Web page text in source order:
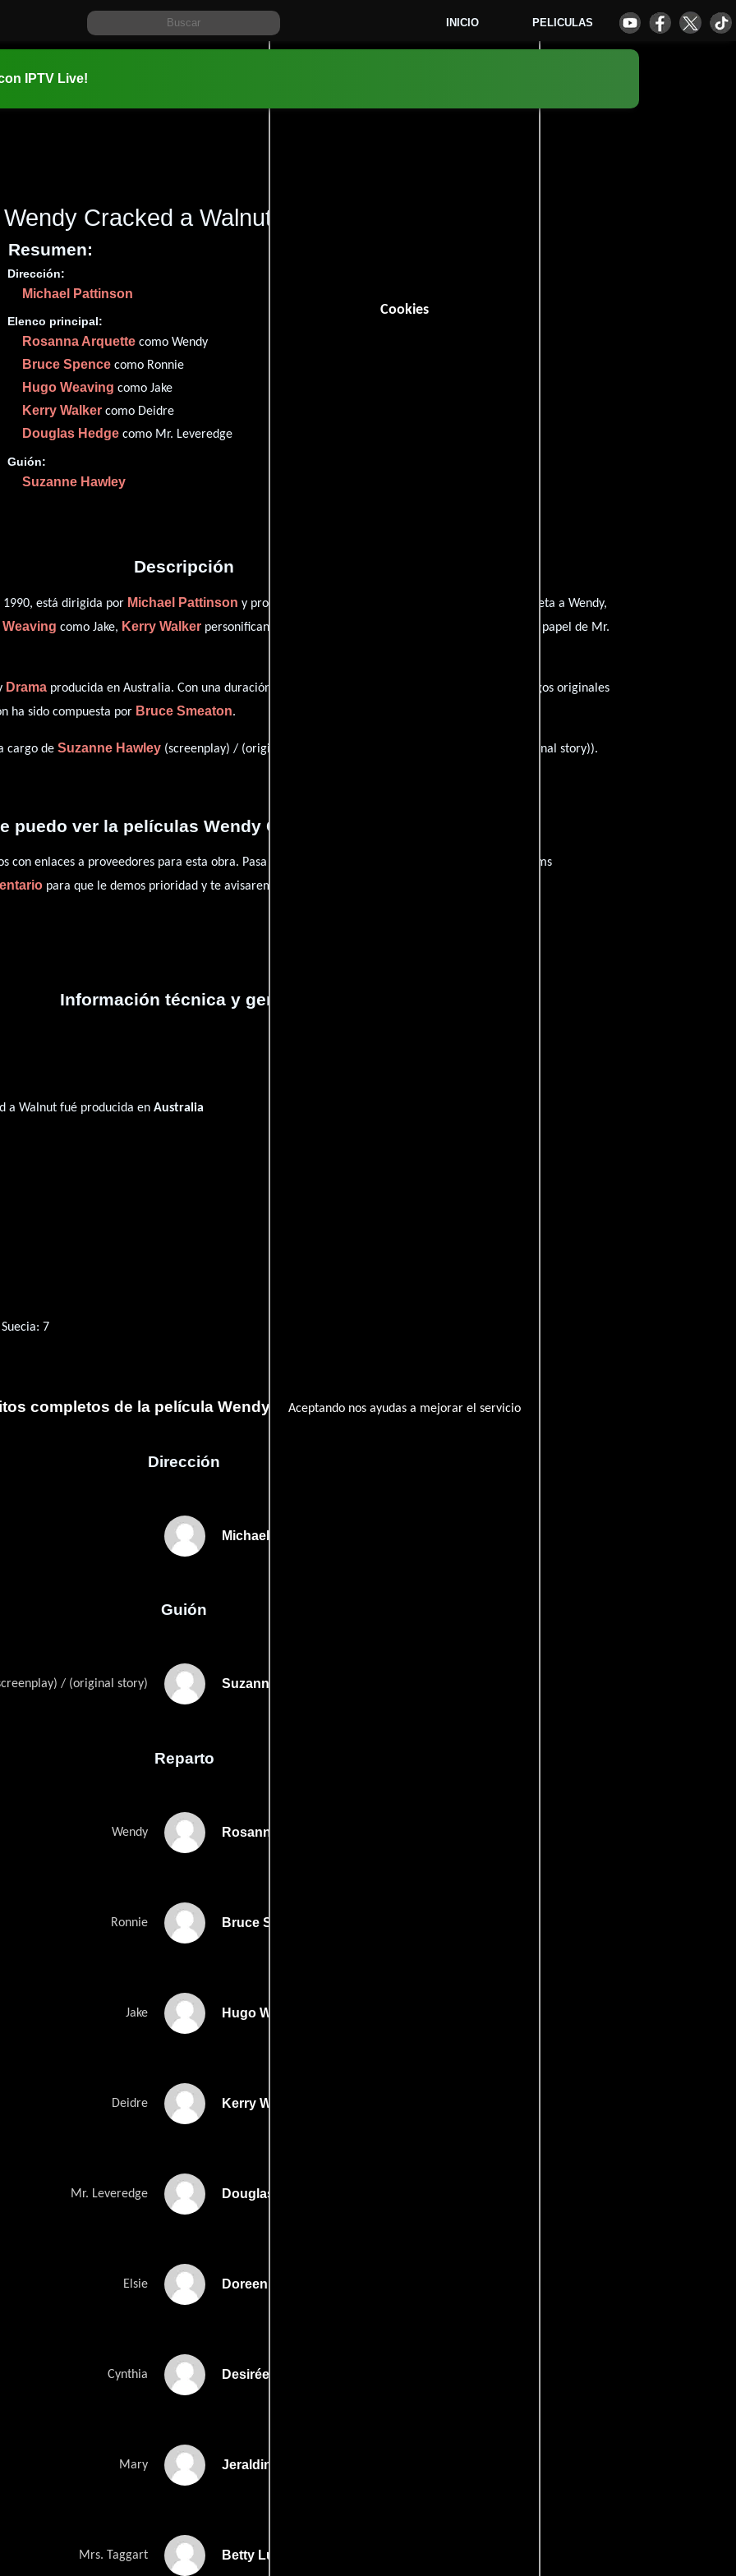
INICIO PELICULAS
Cookies
Aceptando nos ayudas a mejorar el servicio
IPTV Live!
Wendy Cracked a Walnut
Resumen:
Dirección:
Michael Pattinson
Elenco principal:
Rosanna Arquette como Wendy
Bruce Spence como Ronnie
Hugo Weaving como Jake
Kerry Walker como Deidre
Douglas Hedge como Mr. Leveredge
Guión:
Suzanne Hawley
1h 24m (84 minutos).
Descripción
está dirigida por Michael Pattinson y protagonizada por quien interpreta a Wendy,
como Jake, Kerry Walker personificando a Deidre y desempeñando el papel de Mr.
Drama producida en Australia. Con una duración de 1h 24m (84 minutos), esta película tiene diálogos originales
ha sido compuesta por Bruce Smeaton.
cargo deSuzanne Hawley (screenplay) / (original story) ((screenplay) / (original story)).
puedo ver la películas Wendy Cracked a Walnut?
enlaces a proveedores para esta obra. Pasa por nuestro catálogo de y encuentra films
para que le demos prioridad y te avisaremos cuando se encuentre disponible
Información técnica y general
a Walnut fué producida enAustralia
Suecia: 7
completos de la película Wendy Cracked a Walnut
Dirección
Michael Pattinson
Guión
/ (original story) Suzanne Hawleys
Reparto
Wendy Rosanna Arquette
Ronnie Bruce Spence
Jake Hugo Weaving
Deidre Kerry Walker
Mr. Leveredge Douglas Hedge
Elsie Doreen Warburton
Cynthia Desirée Smith
Mary Jeraldine Sylbing
Mrs. Taggart Betty Lucas